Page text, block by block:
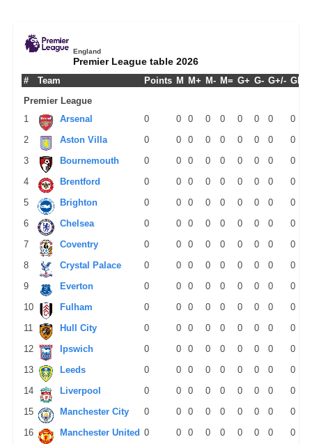
England
Premier League table 2026
# Team Points M M+ M- M= G+ G- G+/- GPM
Premier League
1
Arsenal 0 0 0 0 0 0 0 0
0
2
Aston Villa 0 0 0 0 0 0 0 0
0
3
Bournemouth 0 0 0 0 0 0 0 0
0
4
Brentford 0 0 0 0 0 0 0 0
0
5
Brighton 0 0 0 0 0 0 0 0
0
6
Chelsea 0 0 0 0 0 0 0 0
0
7
Coventry 0 0 0 0 0 0 0 0
0
8
Crystal Palace 0 0 0 0 0 0 0 0
0
9
Everton 0 0 0 0 0 0 0 0
0
10
Fulham 0 0 0 0 0 0 0 0
0
11
Hull City 0 0 0 0 0 0 0 0
0
12
Ipswich 0 0 0 0 0 0 0 0
0
13
Leeds 0 0 0 0 0 0 0 0
0
14
Liverpool 0 0 0 0 0 0 0 0
0
15
Manchester City 0 0 0 0 0 0 0 0
0
16
Manchester United 0 0 0 0 0 0 0 0
0